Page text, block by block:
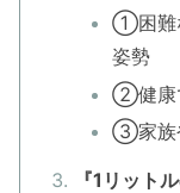
①困難
姿勢
②健康
③家族
『1リット